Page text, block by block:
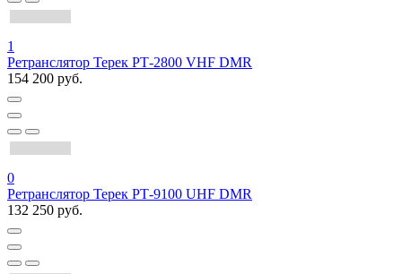
1
Ретранслятор Терек РТ-2800 VHF DMR
154 200 руб.
0
Ретранслятор Терек РТ-9100 UHF DMR
132 250 руб.